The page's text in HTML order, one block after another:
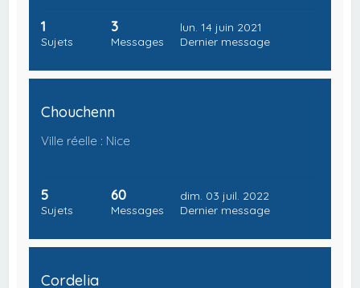
1
Sujets
3
Messages
lun. 14 juin 2021
Dernier message
Chouchenn
Ville réelle : Nice
5
Sujets
60
Messages
dim. 03 juil. 2022
Dernier message
Cordelia